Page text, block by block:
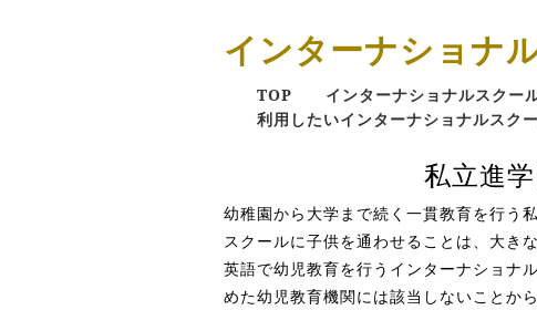
インターナショナ
TOP インターナショナルスクー
利用したいインターナショナルスク
私立進
幼稚園から大学まで続く一貫教育を行う
スクールに子供を通わせることは、大き
英語で幼児教育を行うインターナショナ
めた幼児教育機関には該当しないことか